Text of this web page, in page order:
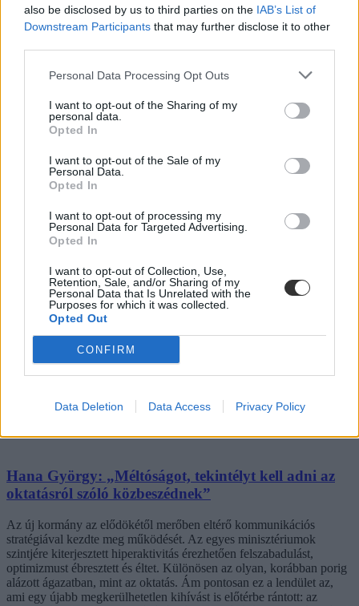
also be disclosed by us to third parties on the IAB’s List of
Downstream Participants that may further disclose it to other
Personal Data Processing Opt Outs
I want to opt-out of the Sharing of my
personal data.
Opted In
I want to opt-out of the Sale of my
Personal Data.
Opted In
I want to opt-out of processing my
Personal Data for Targeted Advertising.
Opted In
I want to opt-out of Collection, Use,
Retention, Sale, and/or Sharing of my
Personal Data that Is Unrelated with the
Purposes for which it was collected.
Opted Out
CONFIRM
Data Deletion Data Access Privacy Policy
Hozzászólások
Hana György: „Méltóságot, tekintélyt kell adni az
oktatásról szóló közbeszédnek”
Az új kormány az elődökétől merőben eltérő kommunikációs
stratégiával kezdte meg működését. Az egyes minisztériumok
szintjére kiterjesztett hiperaktivitás érezhetően felszabadulást,
optimizmust ébresztett és éltet. Különösen az olyan, korábban porig
alázott ágazatban, mint az oktatás. Ám pontosan ez a lendület az,
ami egy újabb megkerülhetetlen kihívást is előtérbe rántott: az